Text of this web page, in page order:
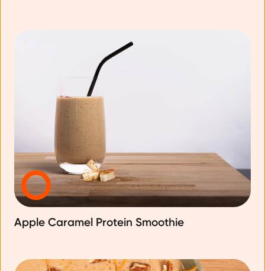
Apple Caramel Protein Smoothie